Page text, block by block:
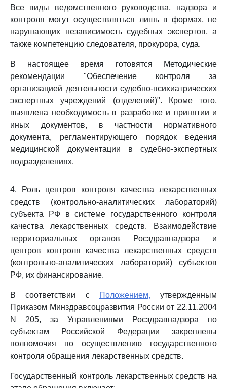
Все виды ведомственного руководства, надзора и
контроля могут осуществляться лишь в формах, не
нарушающих независимость судебных экспертов, а
также компетенцию следователя, прокурора, суда.
В настоящее время готовятся Методические
рекомендации "Обеспечение контроля за
организацией деятельности судебно-психиатрических
экспертных учреждений (отделений)". Кроме того,
выявлена необходимость в разработке и принятии и
иных документов, в частности нормативного
документа, регламентирующего порядок ведения
медицинской документации в судебно-экспертных
подразделениях.
4. Роль центров контроля качества лекарственных
средств (контрольно-аналитических лабораторий)
субъекта РФ в системе государственного контроля
качества лекарственных средств. Взаимодействие
территориальных органов Росздравнадзора и
центров контроля качества лекарственных средств
(контрольно-аналитических лабораторий) субъектов
РФ, их финансирование.
В соответствии с Положением, утвержденным
Приказом Минздравсоцразвития России от 22.11.2004
N 205, за Управлениями Росздравнадзора по
субъектам Российской Федерации закреплены
полномочия по осуществлению государственного
контроля обращения лекарственных средств.
Государственный контроль лекарственных средств на